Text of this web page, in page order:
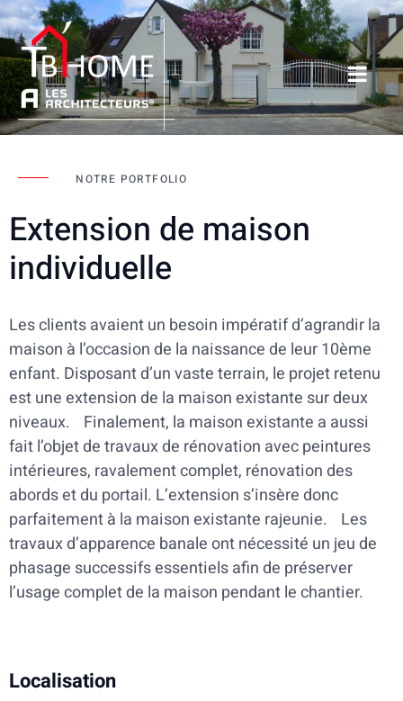
NOTRE PORTFOLIO
Extension de maison
individuelle
Les clients avaient un besoin impératif d’agrandir la
maison à l’occasion de la naissance de leur 10ème
enfant. Disposant d’un vaste terrain, le projet retenu
est une extension de la maison existante sur deux
niveaux. Finalement, la maison existante a aussi
fait l’objet de travaux de rénovation avec peintures
intérieures, ravalement complet, rénovation des
abords et du portail. L’extension s’insère donc
parfaitement à la maison existante rajeunie. Les
travaux d’apparence banale ont nécessité un jeu de
phasage successifs essentiels afin de préserver
l’usage complet de la maison pendant le chantier.
Localisation